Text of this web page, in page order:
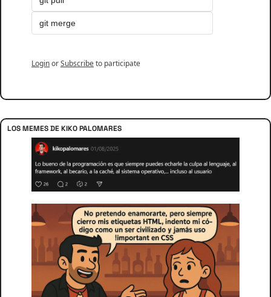
git merge
LoginorSubscribeto participate
LOS MEMES DE KIKO PALOMARES